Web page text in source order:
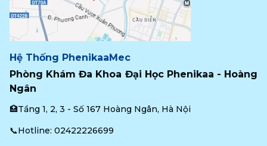
Hệ Thống PhenikaaMec
Phòng Khám Đa Khoa Đại Học Phenikaa - Hoàng
Ngân
🏥Tầng 1, 2, 3 - Số 167 Hoàng Ngân, Hà Nội
📞Hotline: 02422226699